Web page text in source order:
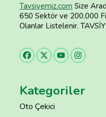
Tavsiyemiz.com Size
650 Sektör ve 200.000
Olanlar Listelenir.
Kategoriler
Oto Çekici